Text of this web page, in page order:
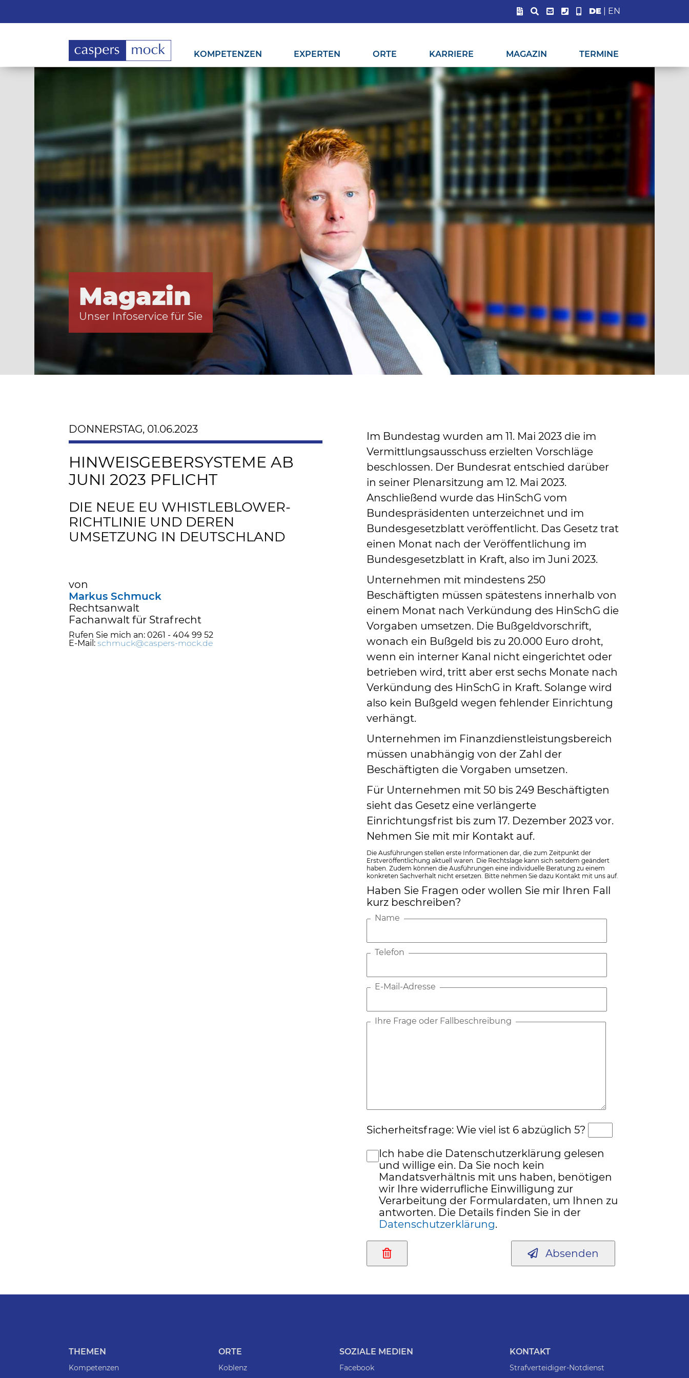
DE| EN
KOMPETENZEN EXPERTEN ORTE KARRIERE MAGAZIN TERMINE
Magazin
Unser Infoservice für Sie
DONNERSTAG, 01.06.2023
HINWEISGEBERSYSTEME AB
JUNI 2023 PFLICHT
DIE NEUE EU WHISTLEBLOWER-
RICHTLINIE UND DEREN
UMSETZUNG IN DEUTSCHLAND
von
Markus Schmuck
Rechtsanwalt
Fachanwalt für Strafrecht
Rufen Sie mich an: 0261 - 404 99 52
E-Mail:schmuck@caspers-mock.de
Im Bundestag wurden am 11. Mai 2023 die im
Vermittlungsausschuss erzielten Vorschläge
beschlossen. Der Bundesrat entschied darüber
in seiner Plenarsitzung am 12. Mai 2023.
Anschließend wurde das HinSchG vom
Bundespräsidenten unterzeichnet und im
Bundesgesetzblatt veröffentlicht. Das Gesetz trat
einen Monat nach der Veröffentlichung im
Bundesgesetzblatt in Kraft, also im Juni 2023.
Unternehmen mit mindestens 250
Beschäftigten müssen spätestens innerhalb von
einem Monat nach Verkündung des HinSchG die
Vorgaben umsetzen. Die Bußgeldvorschrift,
wonach ein Bußgeld bis zu 20.000 Euro droht,
wenn ein interner Kanal nicht eingerichtet oder
betrieben wird, tritt aber erst sechs Monate nach
Verkündung des HinSchG in Kraft. Solange wird
also kein Bußgeld wegen fehlender Einrichtung
verhängt.
Unternehmen im Finanzdienstleistungsbereich
müssen unabhängig von der Zahl der
Beschäftigten die Vorgaben umsetzen.
Für Unternehmen mit 50 bis 249 Beschäftigten
sieht das Gesetz eine verlängerte
Einrichtungsfrist bis zum 17. Dezember 2023 vor.
Nehmen Sie mit mir Kontakt auf.
Die Ausführungen stellen erste Informationen dar, die zum Zeitpunkt der
Erstveröffentlichung aktuell waren. Die Rechtslage kann sich seitdem geändert
haben. Zudem können die Ausführungen eine individuelle Beratung zu einem
konkreten Sachverhalt nicht ersetzen. Bitte nehmen Sie dazu Kontakt mit uns auf.
Haben Sie Fragen oder wollen Sie mir Ihren Fall
kurz beschreiben?
Name
Telefon
E-Mail-Adresse
Ihre Frage oder Fallbeschreibung
Sicherheitsfrage: Wie viel ist 6 abzüglich 5?
Ich habe die Datenschutzerklärung gelesen
und willige ein. Da Sie noch kein
Mandatsverhältnis mit uns haben, benötigen
wir Ihre widerrufliche Einwilligung zur
Verarbeitung der Formulardaten, um Ihnen zu
antworten. Die Details finden Sie in der
Datenschutzerklärung.
Absenden
THEMEN
Kompetenzen
ORTE
Koblenz
SOZIALE MEDIEN
Facebook
KONTAKT
Strafverteidiger-Notdienst